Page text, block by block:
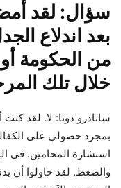
بعد اندلاع
من الحكومة
خلال تلك
ساتادرو دوتا: لا. لقد كنت
بمجرد حصولي على
استشارة المحامين. في
والضغط. لقد حاولوا أن